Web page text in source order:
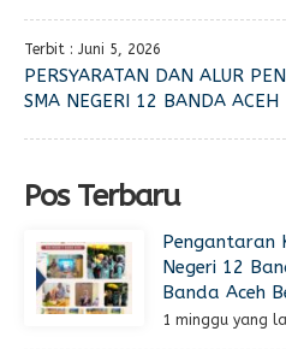
Terbit : Juni 5, 2026
PERSYARATAN DAN ALUR
SMA NEGERI 12 BANDA ACEH
Pos Terbaru
Pengantaran
Negeri 12
Banda Aceh
1 minggu yang